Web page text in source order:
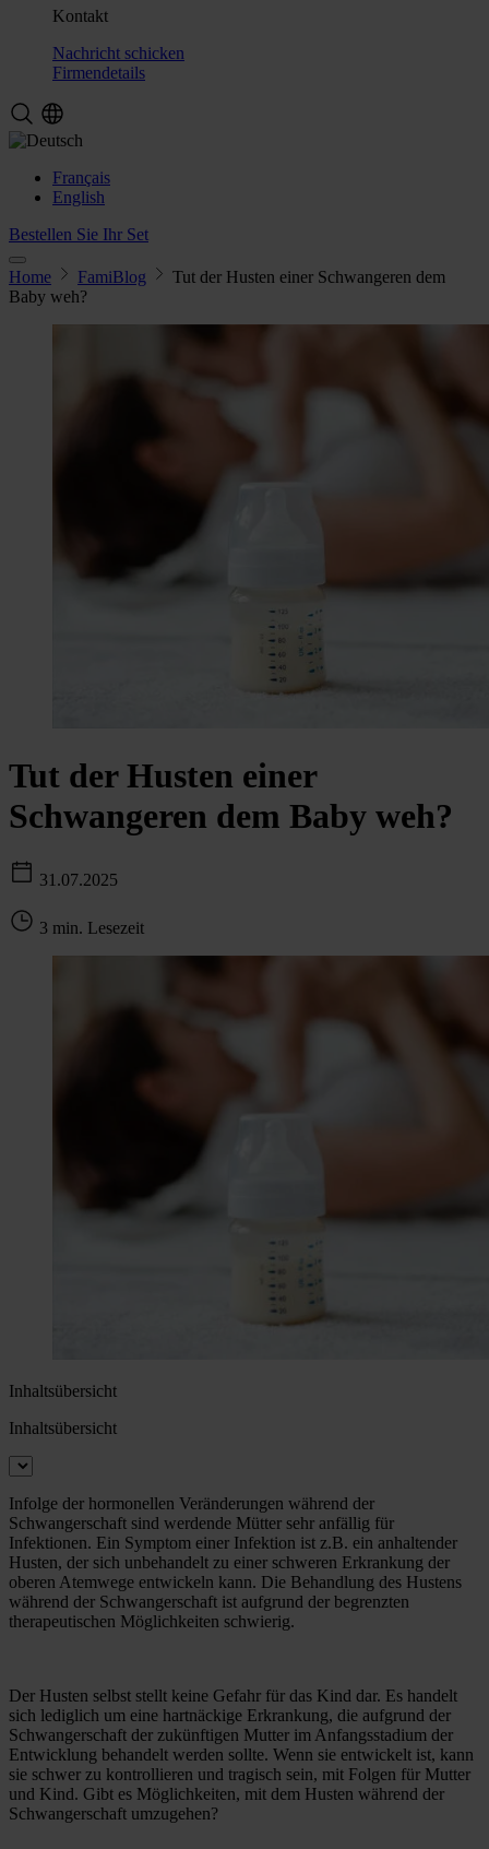
Kontakt
Nachricht schicken
Firmendetails
Français
English
Bestellen Sie Ihr Set
Home FamiBlog
Tut der Husten einer Schwangeren dem
Baby weh?
Tut der Husten einer
Schwangeren dem Baby weh?
31.07.2025
3 min. Lesezeit
Inhaltsübersicht
Inhaltsübersicht
Infolge der hormonellen Veränderungen während der
Schwangerschaft sind werdende Mütter sehr anfällig für
Infektionen. Ein Symptom einer Infektion ist z.B. ein anhaltender
Husten, der sich unbehandelt zu einer schweren Erkrankung der
oberen Atemwege entwickeln kann. Die Behandlung des Hustens
während der Schwangerschaft ist aufgrund der begrenzten
therapeutischen Möglichkeiten schwierig.
Der Husten selbst stellt keine Gefahr für das Kind dar. Es handelt
sich lediglich um eine hartnäckige Erkrankung, die aufgrund der
Schwangerschaft der zukünftigen Mutter im Anfangsstadium der
Entwicklung behandelt werden sollte. Wenn sie entwickelt ist, kann
sie schwer zu kontrollieren und tragisch sein, mit Folgen für Mutter
und Kind. Gibt es Möglichkeiten, mit dem Husten während der
Schwangerschaft umzugehen?